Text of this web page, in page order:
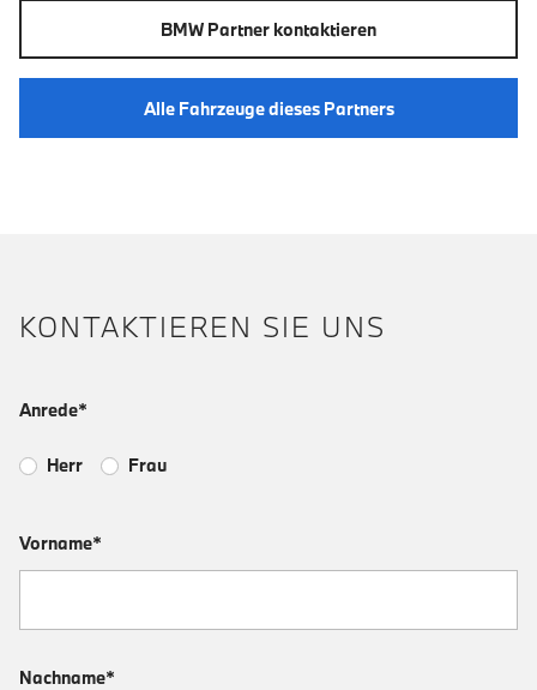
BMW Partner kontaktieren
Alle Fahrzeuge dieses Partners
KONTAKTIEREN SIE UNS
Anrede*
Herr Frau
Vorname*
Nachname*